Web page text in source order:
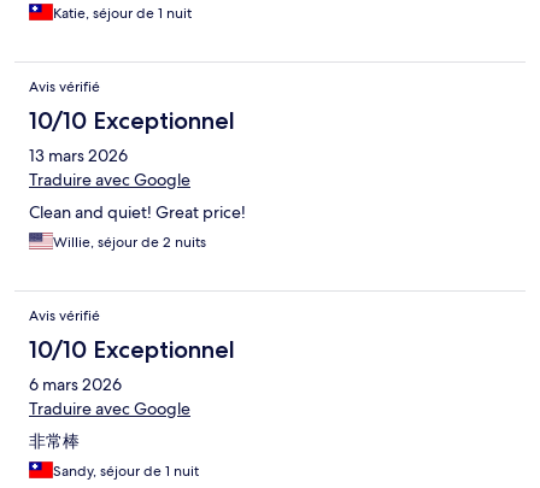
Katie, séjour de 1 nuit
Avis vérifié
10/10 Exceptionnel
13 mars 2026
Traduire avec Google
Clean and quiet! Great price!
Willie, séjour de 2 nuits
Avis vérifié
10/10 Exceptionnel
6 mars 2026
Traduire avec Google
非常棒
Sandy, séjour de 1 nuit